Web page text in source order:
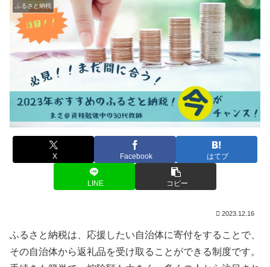
ふるさと納税
X Facebook はてブ
LINE コピー
2023.12.16
ふるさと納税は、応援したい自治体に寄付をすることで、
その自治体から返礼品を受け取ることができる制度です。